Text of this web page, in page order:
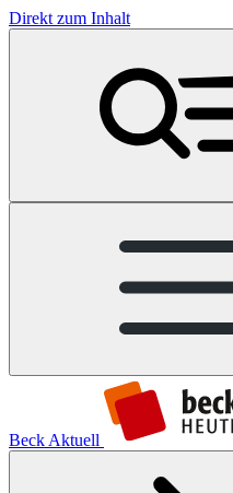
Direkt zum Inhalt
Beck Aktuell